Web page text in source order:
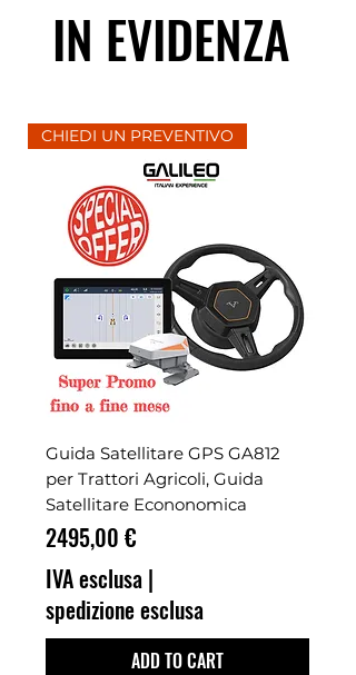
IN EVIDENZA
CHIEDI UN PREVENTIVO
Guida Satellitare GPS GA812
per Trattori Agricoli, Guida
Satellitare Econonomica
Prezzo
2495,00 €
IVA esclusa |
spedizione esclusa
ADD TO CART